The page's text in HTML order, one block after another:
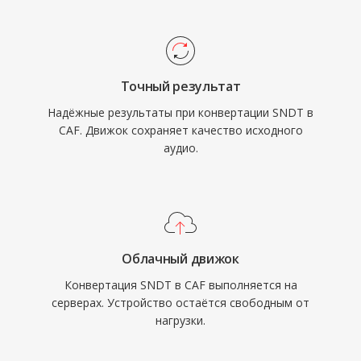
кГц, так и со сжатой речью. Фреймворк Core
Audio от Apple обеспечивает нативную
поддержку на macOS и iOS, гарантируя
воспроизведение с низкой задержкой в
профессиональных приложениях Logic Pro и
Final Cut Pro. Для рабочих процессов в
масштабируемости, CAF — исключительно
мощный выбор.
Точный результат
Надёжные результаты при конвертации SNDT в
CAF. Движок сохраняет качество исходного
аудио.
Облачный движок
Конвертация SNDT в CAF выполняется на
серверах. Устройство остаётся свободным от
нагрузки.